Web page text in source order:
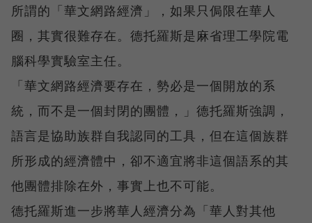
所謂的「華文網路經濟」，如果只侷限在華人
圈，其實很難存在。德托羅斯是麻省理工學院電
腦科學實驗室主任。
「華文網路經濟要存在，勢必是一個開放的系
統，而不是一個封閉的團體，」德托羅斯強調，
語言是協助族群自我認同的工具，但在這個族群
所形成的經濟體中，卻不適宜將非這個語系的其
他團體排除在外，事實上也不可能。
德托羅斯進一步將華人經濟分為「華人對其他